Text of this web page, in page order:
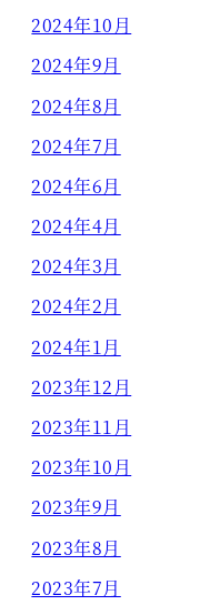
2024年10月
2024年9月
2024年8月
2024年7月
2024年6月
2024年4月
2024年3月
2024年2月
2024年1月
2023年12月
2023年11月
2023年10月
2023年9月
2023年8月
2023年7月